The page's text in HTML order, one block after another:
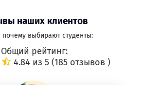
наших клиентов
почему выбирают студенты:
Общий рейтинг:
4.84 из 5 (185 отзывов )